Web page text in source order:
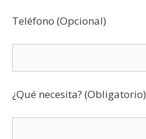
Teléfono (Opcional)
¿Qué necesita? (Obligatorio)